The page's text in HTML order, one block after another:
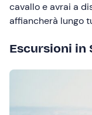
cavallo e avrai a
affiancherà lungo
Escursioni in